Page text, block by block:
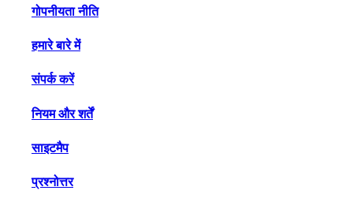
गोपनीयता नीति
हमारे बारे में
संपर्क करें
नियम और शर्तें
साइटमैप
प्रश्नोत्तर